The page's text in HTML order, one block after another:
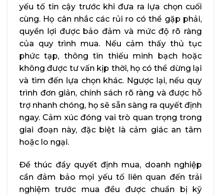
yếu tố tin cậy trước khi đưa ra lựa chọn cuối
cùng. Họ cân nhắc các rủi ro có thể gặp phải,
quyền lợi được bảo đảm và mức độ rõ ràng
của quy trình mua. Nếu cảm thấy thủ tục
phức tạp, thông tin thiếu minh bạch hoặc
không được tư vấn kịp thời, họ có thể dừng lại
và tìm đến lựa chọn khác. Ngược lại, nếu quy
trình đơn giản, chính sách rõ ràng và được hỗ
trợ nhanh chóng, họ sẽ sẵn sàng ra quyết định
ngay. Cảm xúc đóng vai trò quan trọng trong
giai đoạn này, đặc biệt là cảm giác an tâm
hoặc lo ngại.
Để thúc đẩy quyết định mua, doanh nghiệp
cần đảm bảo mọi yếu tố liên quan đến trải
nghiệm trước mua đều được chuẩn bị kỹ